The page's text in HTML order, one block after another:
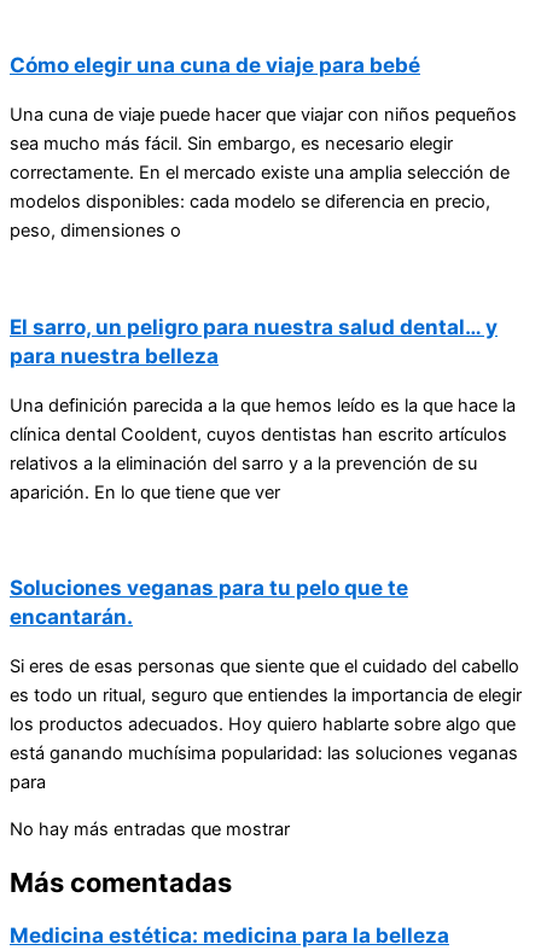
Cómo elegir una cuna de viaje para bebé
Una cuna de viaje puede hacer que viajar con niños pequeños
sea mucho más fácil. Sin embargo, es necesario elegir
correctamente. En el mercado existe una amplia selección de
modelos disponibles: cada modelo se diferencia en precio,
peso, dimensiones o
El sarro, un peligro para nuestra salud dental… y
para nuestra belleza
Una definición parecida a la que hemos leído es la que hace la
clínica dental Cooldent, cuyos dentistas han escrito artículos
relativos a la eliminación del sarro y a la prevención de su
aparición. En lo que tiene que ver
Soluciones veganas para tu pelo que te
encantarán.
Si eres de esas personas que siente que el cuidado del cabello
es todo un ritual, seguro que entiendes la importancia de elegir
los productos adecuados. Hoy quiero hablarte sobre algo que
está ganando muchísima popularidad: las soluciones veganas
para
No hay más entradas que mostrar
Más comentadas
Medicina estética: medicina para la belleza